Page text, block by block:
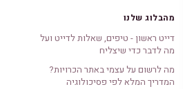
מהבלוג שלנו
דייט ראשון - טיפים, שאלות לדייט ועל
מה לדבר כדי שיצליח
מה לרשום על עצמי באתר הכרויות?
המדריך המלא לפי פסיכולוגיה